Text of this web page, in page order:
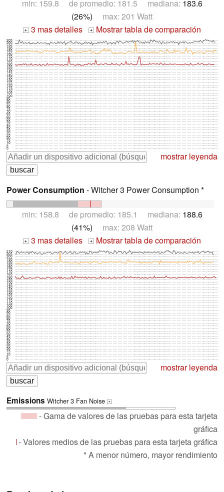
min: 159.8 de promedio: 181.5 mediana: 183.6
(26%) max: 201 Watt
+ 3 mas detalles + Mostrar tabla de comparación
0
5
10
15
20
25
30
35
40
45
50
55
60
65
70
75
80
85
90
95
100
105
110
115
120
125
130
135
140
145
150
155
160
165
170
175
180
185
190
195
200
205
mostrar leyenda
Power Consumption - Witcher 3 Power Consumption *
min: 158.8 de promedio: 185.1 mediana: 188.6
(41%) max: 208 Watt
+ 3 mas detalles + Mostrar tabla de comparación
0
5
10
15
20
25
30
35
40
45
50
55
60
65
70
75
80
85
90
95
100
105
110
115
120
125
130
135
140
145
150
155
160
165
170
175
180
185
190
195
200
205
210
mostrar leyenda
Emissions Witcher 3 Fan Noise +
- Gama de valores de las pruebas para esta tarjeta
gráfica
- Valores medios de las pruebas para esta tarjeta gráfica
* A menor número, mayor rendimiento